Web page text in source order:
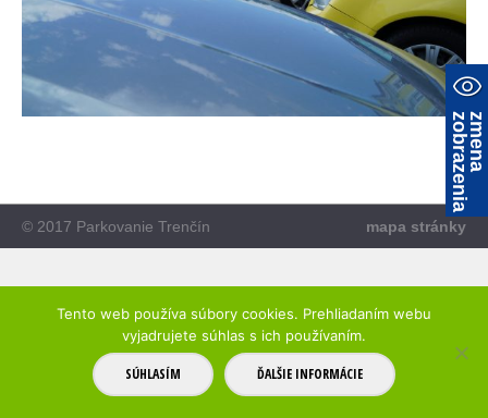
mapa stránky
© 2017 Parkovanie Trenčín
z
m
e
n
a
z
o
b
r
a
z
e
n
i
a
Tento web používa súbory cookies. Prehliadaním webu
vyjadrujete súhlas s ich používaním.
SÚHLASÍM ĎALŠIE INFORMÁCIE